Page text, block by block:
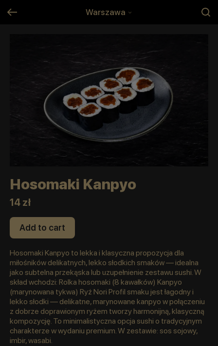
Warszawa
Hosomaki Kanpyo
14 zł
Add to cart
Hosomaki Kanpyo to lekka i klasyczna propozycja dla
miłośników delikatnych, lekko słodkich smaków — idealna
jako subtelna przekąska lub uzupełnienie zestawu sushi. W
skład wchodzi: Rolka hosomaki (8 kawałków) Kanpyo
(marynowana tykwa) Ryż Nori Profil smaku jest łagodny i
lekko słodki — delikatne, marynowane kanpyo w połączeniu
z dobrze doprawionym ryżem tworzy harmonijną, klasyczną
kompozycję. To minimalistyczna opcja sushi o tradycyjnym
charakterze w wydaniu premium. W zestawie: sos sojowy,
imbir, wasabi.